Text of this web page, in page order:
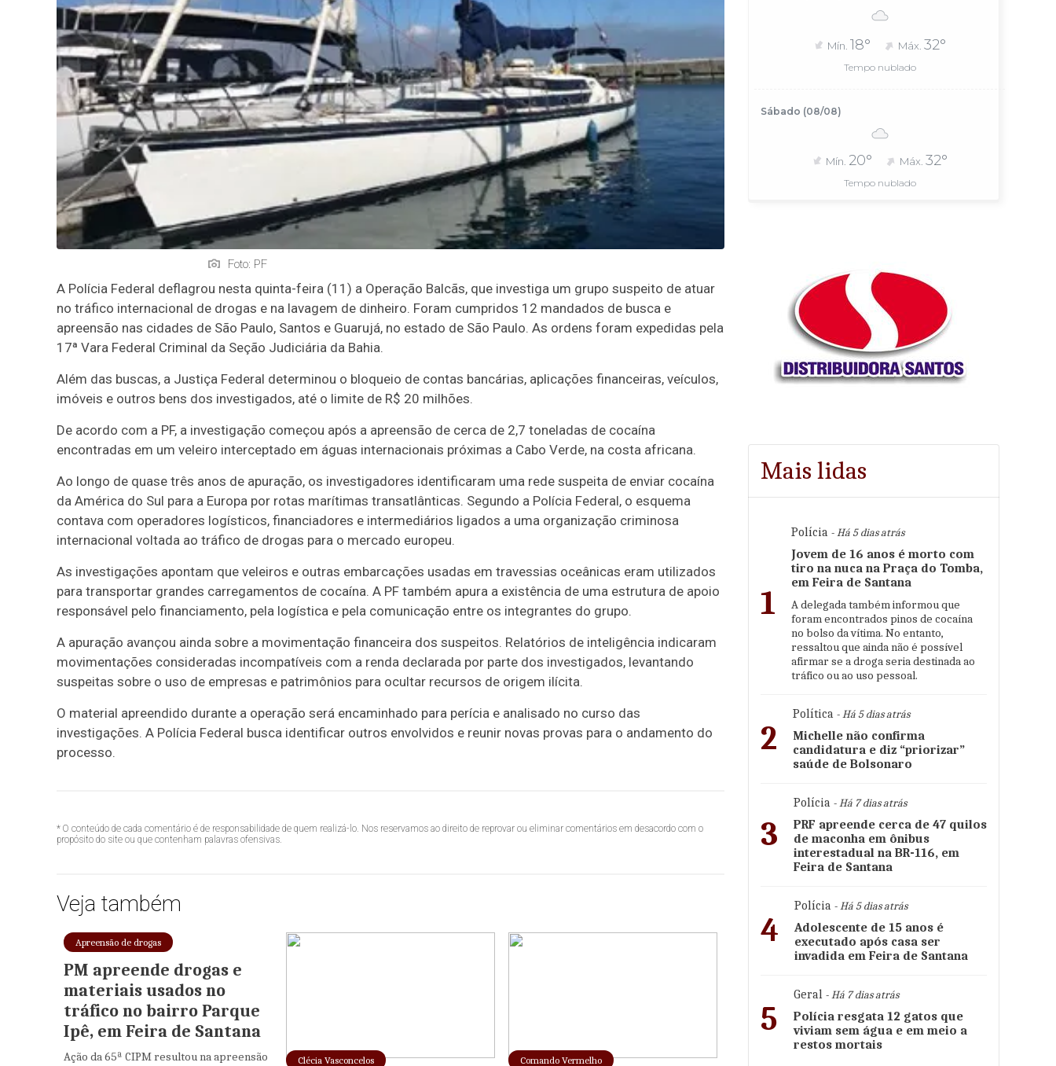
Foto: PF
A Polícia Federal deflagrou nesta quinta-feira (11) a Operação Balcãs, que investiga um grupo suspeito de atuar
no tráfico internacional de drogas e na lavagem de dinheiro. Foram cumpridos 12 mandados de busca e
apreensão nas cidades de São Paulo, Santos e Guarujá, no estado de São Paulo. As ordens foram expedidas pela
17ª Vara Federal Criminal da Seção Judiciária da Bahia.
Além das buscas, a Justiça Federal determinou o bloqueio de contas bancárias, aplicações financeiras, veículos,
imóveis e outros bens dos investigados, até o limite de R$ 20 milhões.
De acordo com a PF, a investigação começou após a apreensão de cerca de 2,7 toneladas de cocaína
encontradas em um veleiro interceptado em águas internacionais próximas a Cabo Verde, na costa africana.
Ao longo de quase três anos de apuração, os investigadores identificaram uma rede suspeita de enviar cocaína
da América do Sul para a Europa por rotas marítimas transatlânticas. Segundo a Polícia Federal, o esquema
contava com operadores logísticos, financiadores e intermediários ligados a uma organização criminosa
internacional voltada ao tráfico de drogas para o mercado europeu.
As investigações apontam que veleiros e outras embarcações usadas em travessias oceânicas eram utilizados
para transportar grandes carregamentos de cocaína. A PF também apura a existência de uma estrutura de apoio
responsável pelo financiamento, pela logística e pela comunicação entre os integrantes do grupo.
A apuração avançou ainda sobre a movimentação financeira dos suspeitos. Relatórios de inteligência indicaram
movimentações consideradas incompatíveis com a renda declarada por parte dos investigados, levantando
suspeitas sobre o uso de empresas e patrimônios para ocultar recursos de origem ilícita.
O material apreendido durante a operação será encaminhado para perícia e analisado no curso das
investigações. A Polícia Federal busca identificar outros envolvidos e reunir novas provas para o andamento do
processo.
* O conteúdo de cada comentário é de responsabilidade de quem realizá-lo. Nos reservamos ao direito de reprovar ou eliminar comentários em desacordo com o
propósito do site ou que contenham palavras ofensivas.
Veja também
Apreensão de drogas
PM apreende drogas e
materiais usados no
tráfico no bairro Parque
Ipê, em Feira de Santana
Ação da 65ª CIPM resultou na apreensão
Clécia Vasconcelos Comando Vermelho
Mín. 18° Máx. 32°
Tempo nublado
Sábado (08/08)
Mín. 20° Máx. 32°
Tempo nublado
Mais lidas
1
Polícia - Há 5 dias atrás
Jovem de 16 anos é morto com
tiro na nuca na Praça do Tomba,
em Feira de Santana
A delegada também informou que
foram encontrados pinos de cocaína
no bolso da vítima. No entanto,
ressaltou que ainda não é possível
afirmar se a droga seria destinada ao
tráfico ou ao uso pessoal.
2
Política - Há 5 dias atrás
Michelle não confirma
candidatura e diz “priorizar”
saúde de Bolsonaro
3
Polícia - Há 7 dias atrás
PRF apreende cerca de 47 quilos
de maconha em ônibus
interestadual na BR-116, em
Feira de Santana
4
Polícia - Há 5 dias atrás
Adolescente de 15 anos é
executado após casa ser
invadida em Feira de Santana
5
Geral - Há 7 dias atrás
Polícia resgata 12 gatos que
viviam sem água e em meio a
restos mortais